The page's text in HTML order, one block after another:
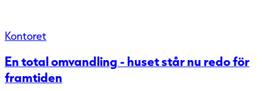
Kontoret
En total omvandling - huset står nu redo för
framtiden